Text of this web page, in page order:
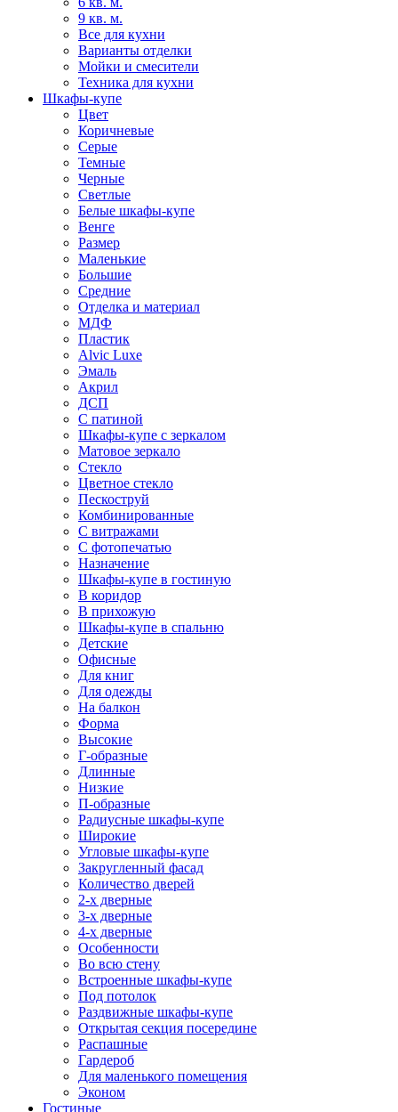
9 кв. м.
Все для кухни
Варианты отделки
Мойки и смесители
Техника для кухни
Шкафы-купе
Цвет
Коричневые
Серые
Темные
Черные
Светлые
Белые шкафы-купе
Венге
Размер
Маленькие
Большие
Средние
Отделка и материал
МДФ
Пластик
Alvic Luxe
Эмаль
Акрил
ДСП
С патиной
Шкафы-купе с зеркалом
Матовое зеркало
Стекло
Цветное стекло
Пескоструй
Комбинированные
С витражами
С фотопечатью
Назначение
Шкафы-купе в гостиную
В коридор
В прихожую
Шкафы-купе в спальню
Детские
Офисные
Для книг
Для одежды
На балкон
Форма
Высокие
Г-образные
Длинные
Низкие
П-образные
Радиусные шкафы-купе
Широкие
Угловые шкафы-купе
Закругленный фасад
Количество дверей
2-х дверные
3-х дверные
4-х дверные
Особенности
Во всю стену
Встроенные шкафы-купе
Под потолок
Раздвижные шкафы-купе
Открытая секция посередине
Распашные
Гардероб
Для маленького помещения
Эконом
Гостиные